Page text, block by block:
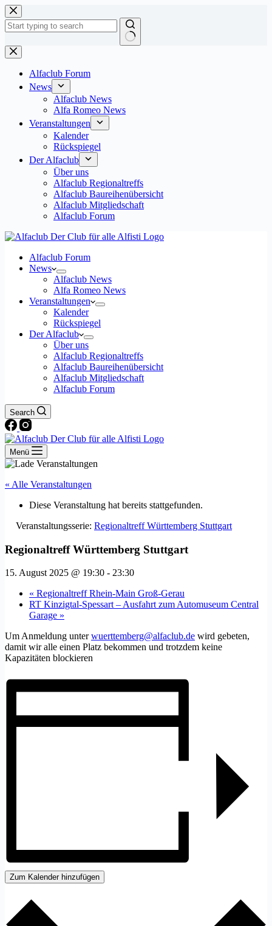
Zum
Inhalt
springen
Keine
Ergebnisse
Alfaclub Forum
News
Alfaclub News
Alfa Romeo News
Veranstaltungen
Kalender
Rückspiegel
Der Alfaclub
Über uns
Alfaclub Regionaltreffs
Alfaclub Baureihenübersicht
Alfaclub Mitgliedschaft
Alfaclub Forum
Alfaclub Forum
News
Alfaclub News
Alfa Romeo News
Veranstaltungen
Kalender
Rückspiegel
Der Alfaclub
Über uns
Alfaclub Regionaltreffs
Alfaclub Baureihenübersicht
Alfaclub Mitgliedschaft
Alfaclub Forum
Search
Menü
« Alle Veranstaltungen
Diese Veranstaltung hat bereits stattgefunden.
Veranstaltungsserie: Regionaltreff Württemberg Stuttgart
Regionaltreff Württemberg Stuttgart
15. August 2025 @ 19:30 - 23:30
« Regionaltreff Rhein-Main Groß-Gerau
RT Kinzigtal-Spessart – Ausfahrt zum Automuseum Central
Garage »
Um Anmeldung unterwuerttemberg@alfaclub.de wird gebeten,
damit wir alle einen Platz bekommen und trotzdem keine
Kapazitäten blockieren
Zum Kalender hinzufügen